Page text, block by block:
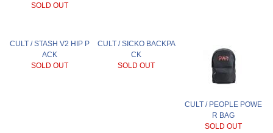
SOLD OUT
CULT / STASH V2 HIP P
ACK
SOLD OUT
CULT / SICKO BACKPA
CK
SOLD OUT
CULT / PEOPLE POWE
R BAG
SOLD OUT